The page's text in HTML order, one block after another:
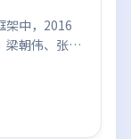
架中，2016
梁朝伟、张
偏中国香港